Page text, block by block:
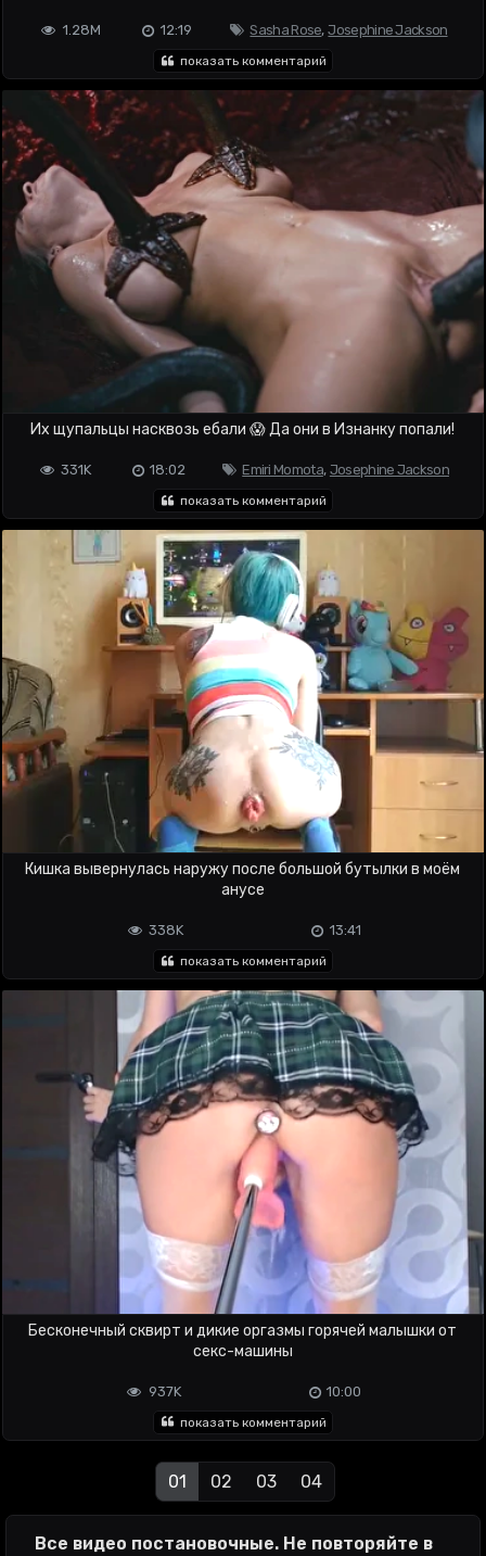
Sasha Rose,Josephine Jackson
12:19
1.28M
показать комментарий
Их щупальцы насквозь ебали 😱 Да они в Изнанку попали!
Emiri Momota, Josephine Jackson
18:02
331K
показать комментарий
Кишка вывернулась наружу после большой бутылки в моём
анусе
13:41
338K
показать комментарий
Бесконечный сквирт и дикие оргазмы горячей малышки от
секс-машины
10:00
937K
показать комментарий
01 02 03 04
Все видео постановочные. Не повторяйте в